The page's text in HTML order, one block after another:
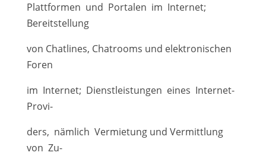
Plattformen und Portalen im Internet;
Bereitstellung
von Chatlines, Chatrooms und elektronischen
Foren
im Internet; Dienstleistungen eines Internet-
Provi-
ders, nämlich Vermietung und Vermittlung
von Zu-